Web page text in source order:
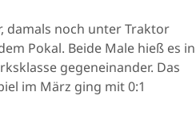
damals noch unter Traktor
Pokal. Beide Male hieß es in
gegeneinander. Das
im März ging mit 0:1